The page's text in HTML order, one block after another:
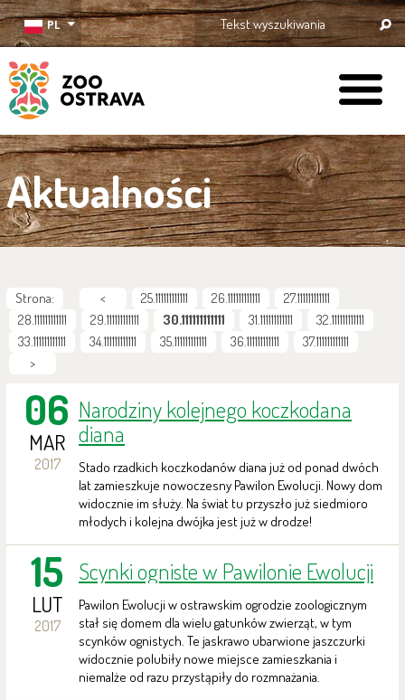
PL
ZOO Ostrava
Aktualności
Strona: < 25.111111111111 26.111111111111
27.111111111111
28.111111111111
29.111111111111 30.111111111111 31.111111111111
32.111111111111
33.111111111111
34.111111111111 35.111111111111 36.111111111111
37.111111111111
>
06
MAR
2017
Narodziny kolejnego koczkodana
diana
Stado rzadkich koczkodanów diana już od ponad dwóch
lat zamieszkuje nowoczesny Pawilon Ewolucji. Nowy dom
widocznie im służy. Na świat tu przyszło już siedmioro
młodych i kolejna dwójka jest już w drodze!
15
LUT
2017
Scynki ogniste w Pawilonie Ewolucji
Pawilon Ewolucji w ostrawskim ogrodzie zoologicznym
stał się domem dla wielu gatunków zwierząt, w tym
scynków ognistych. Te jaskrawo ubarwione jaszczurki
widocznie polubiły nowe miejsce zamieszkania i
niemalże od razu przystąpiły do rozmnażania.